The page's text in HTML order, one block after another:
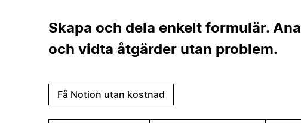
Skapa och dela enkelt formulär.
och vidta åtgärder utan problem.
Få Notion utan kostnad